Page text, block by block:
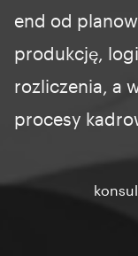
end od
produkcję,
rozliczenia, a
procesy